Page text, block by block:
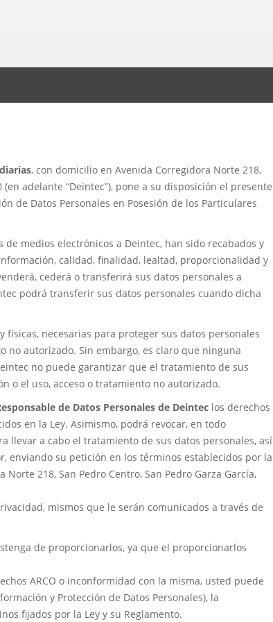
, con domicilio en Avenida Corregidora Norte 218,
(en adelante “Deintec”), pone a su disposición el presente
de Datos Personales en Posesión de los Particulares
medios electrónicos a Deintec, han sido recabados y
calidad, finalidad, lealtad, proporcionalidad y
cederá o transferirá sus datos personales a
podrá transferir sus datos personales cuando dicha
necesarias para proteger sus datos personales
no autorizado. Sin embargo, es claro que ninguna
no puede garantizar que el tratamiento de sus
o el uso, acceso o tratamiento no autorizado.
de Datos Personales de Deintec los derechos
en la Ley. Asimismo, podrá revocar, en todo
llevar a cabo el tratamiento de sus datos personales, así
enviando su petición en los términos establecidos por la
218, San Pedro Centro, San Pedro Garza García,
mismos que le serán comunicados a través de
de proporcionarlos, ya que el proporcionarlos
ARCO o inconformidad con la misma, usted puede
y Protección de Datos Personales), la
fijados por la Ley y su Reglamento.